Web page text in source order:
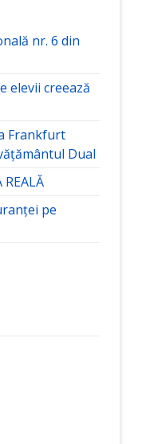
nr. 6 din
elevii creează
Frankfurt
Dual
REALĂ
pe